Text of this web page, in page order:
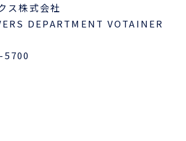
ス株式会社
DEPARTMENT VOTAINER